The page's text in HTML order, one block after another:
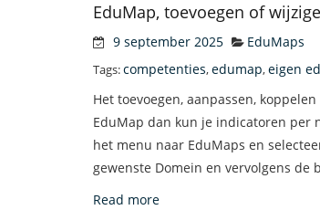
EduMap, toevoegen of
9 september 2025 EduMaps
Tags:competenties,edumap,eigen
Het toevoegen, aanpassen,
EduMap dan kun je indicatoren per
het menu naar EduMaps en
gewenste Domein en vervolgens
Read more